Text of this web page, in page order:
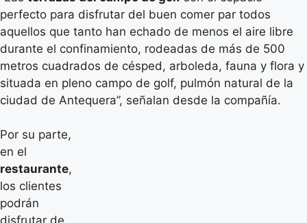
perfecto para disfrutar del buen comer par todos
aquellos que tanto han echado de menos el aire libre
durante el confinamiento, rodeadas de más de 500
metros cuadrados de césped, arboleda, fauna y flora y
situada en pleno campo de golf, pulmón natural de la
ciudad de Antequera”, señalan desde la compañía.
Por su parte,
en el
restaurante,
los clientes
podrán